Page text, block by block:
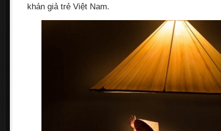
khán giả trẻ Việt Nam.